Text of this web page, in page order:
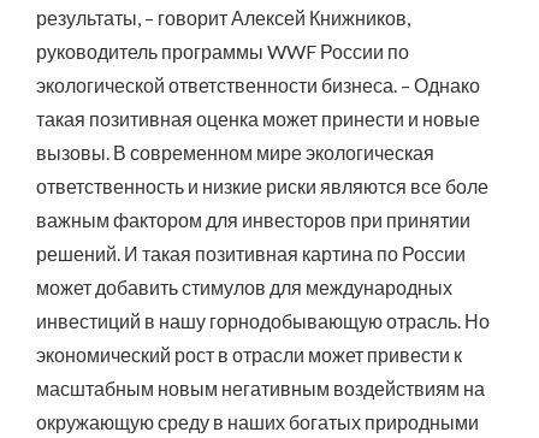
результаты, – говорит Алексей Книжников,
руководитель программы WWF России по
экологической ответственности бизнеса. – Однако
такая позитивная оценка может принести и новые
вызовы. В современном мире экологическая
ответственность и низкие риски являются все боле
важным фактором для инвесторов при принятии
решений. И такая позитивная картина по России
может добавить стимулов для международных
инвестиций в нашу горнодобывающую отрасль. Но
экономический рост в отрасли может привести к
масштабным новым негативным воздействиям на
окружающую среду в наших богатых природными